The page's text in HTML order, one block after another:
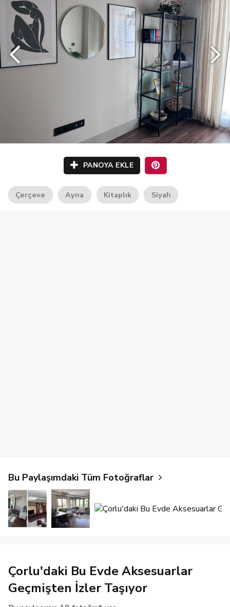
PANOYA EKLE
Çerçeve Ayna Kitaplık Siyah
Bu Paylaşımdaki Tüm Fotoğraflar
Çorlu'daki Bu Evde Aksesuarlar
Geçmişten İzler Taşıyor